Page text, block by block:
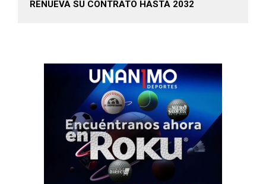
RENUEVA SU CONTRATO HASTA 2032